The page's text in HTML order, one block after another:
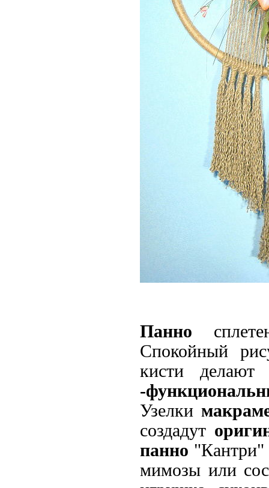
Панно
Спокойный
кисти
-
Узелки
создадут
панно "Кантри"
мимозы или